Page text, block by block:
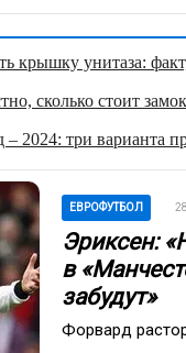
крышку унитаза:
сколько стоит
три варианта
ЕВРОФУТБОЛ
Эриксен:
в
забудут»
Форвард